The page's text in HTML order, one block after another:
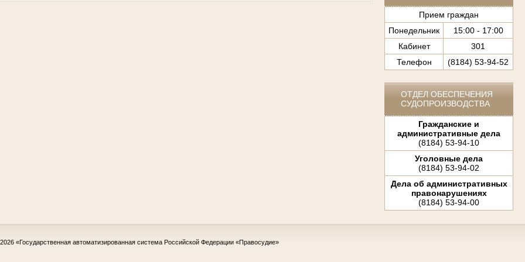
Прием граждан
Понедельник
15:00 - 17:00
Кабинет
301
Телефон
(8184) 53-94-52
ОТДЕЛ ОБЕСПЕЧЕНИЯ
СУДОПРОИЗВОДСТВА
Гражданские и
административные дела
(8184) 53-94-10
Уголовные дела
(8184) 53-94-02
Дела об административных
правонарушениях
(8184) 53-94-00
«Государственная автоматизированная система Российской Федерации «Правосудие»